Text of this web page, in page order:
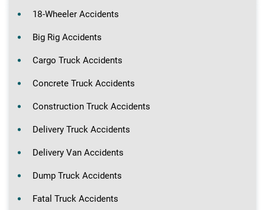
18-Wheeler Accidents
Big Rig Accidents
Cargo Truck Accidents
Concrete Truck Accidents
Construction Truck Accidents
Delivery Truck Accidents
Delivery Van Accidents
Dump Truck Accidents
Fatal Truck Accidents